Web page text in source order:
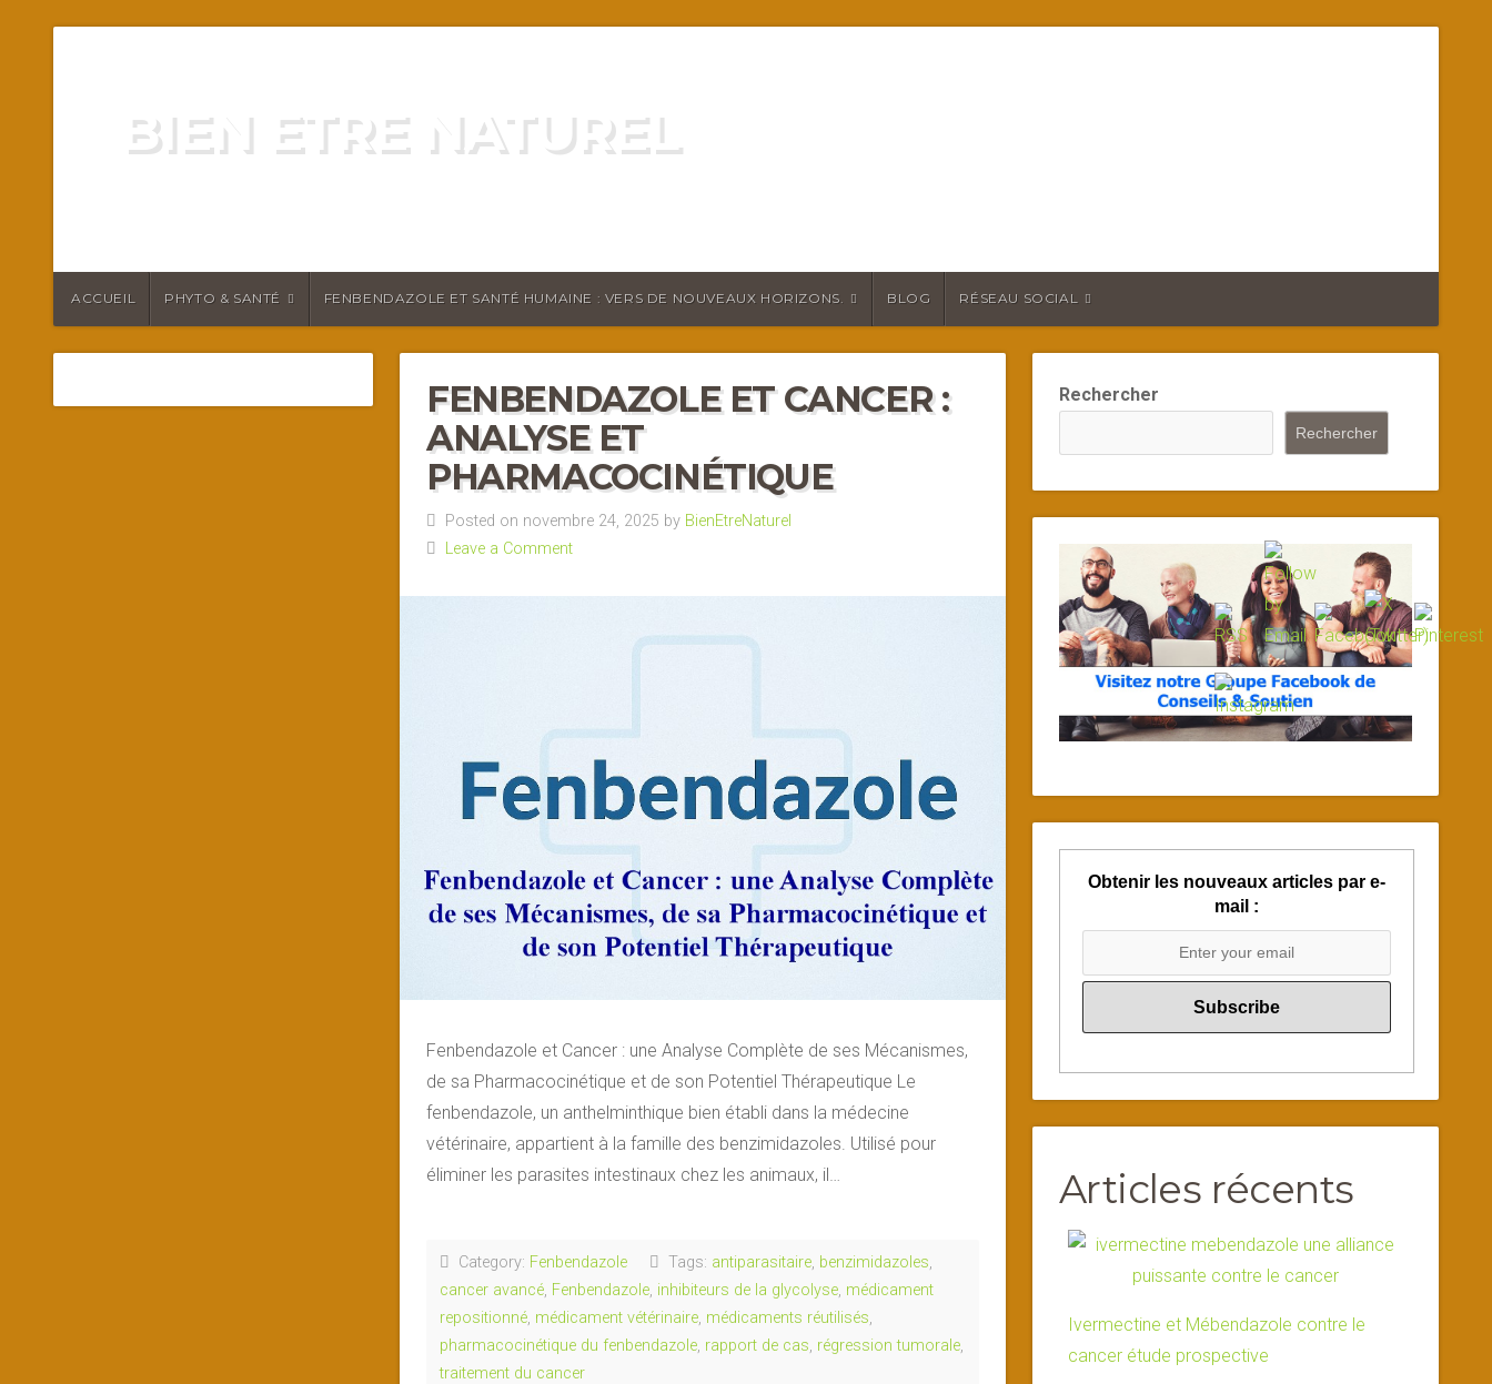
BIEN ETRE NATUREL
ACCUEIL PHYTO & SANTÉ FENBENDAZOLE ET SANTÉ HUMAINE : VERS DE NOUVEAUX HORIZONS. BLOG RÉSEAU SOCIAL
FENBENDAZOLE ET CANCER :
ANALYSE ET
PHARMACOCINÉTIQUE
Posted on novembre 24, 2025 by BienEtreNaturel
Leave a Comment
Fenbendazole et Cancer : une Analyse Complète de ses Mécanismes,
de sa Pharmacocinétique et de son Potentiel Thérapeutique Le
fenbendazole, un anthelminthique bien établi dans la médecine
vétérinaire, appartient à la famille des benzimidazoles. Utilisé pour
éliminer les parasites intestinaux chez les animaux, il…
Category: Fenbendazole Tags: antiparasitaire, benzimidazoles,
cancer avancé, Fenbendazole, inhibiteurs de la glycolyse, médicament
repositionné, médicament vétérinaire, médicaments réutilisés,
pharmacocinétique du fenbendazole, rapport de cas, régression tumorale,
traitement du cancer
Rechercher
Rechercher
Obtenir les nouveaux articles par e-
mail :
Articles récents
Ivermectine et Mébendazole contre le
cancer étude prospective